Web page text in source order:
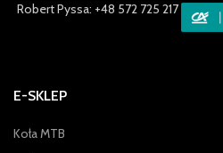
Robert Pyssa: +48 572 725 217
E-SKLEP
Koła MTB